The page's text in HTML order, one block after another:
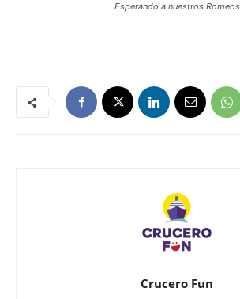
Esperando a nuestros Romeos
Crucero Fun